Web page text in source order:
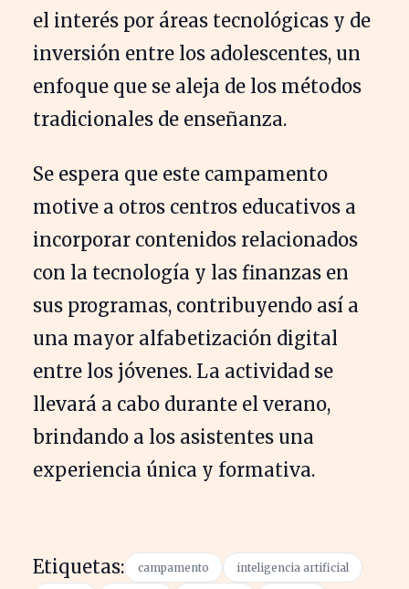
el interés por áreas tecnológicas y de
inversión entre los adolescentes, un
enfoque que se aleja de los métodos
tradicionales de enseñanza.
Se espera que este campamento
motive a otros centros educativos a
incorporar contenidos relacionados
con la tecnología y las finanzas en
sus programas, contribuyendo así a
una mayor alfabetización digital
entre los jóvenes. La actividad se
llevará a cabo durante el verano,
brindando a los asistentes una
experiencia única y formativa.
Etiquetas: campamento inteligencia artificial